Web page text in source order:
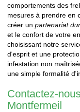
comportements des
mesures à prendre en
créer un partenariat
et le confort de votre
choisissant notre
d'esprit et une
infestation non
une simple formalité
Contactez-
Montfermeil